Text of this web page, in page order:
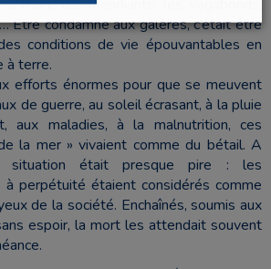
à mort, les mendiants, les vagabonds,
Etre condamné aux galères, c’était être
conditions de vie épouvantables en
à terre.
efforts énormes pour que se meuvent
de guerre, au soleil écrasant, à la pluie
aux maladies, à la malnutrition, ces
la mer » vivaient comme du bétail. A
situation était presque pire : les
à perpétuité étaient considérés comme
de la société. Enchaînés, soumis aux
espoir, la mort les attendait souvent